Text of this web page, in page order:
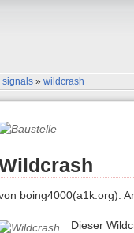
signals »wildcrash
boing4000(a1k.org):
Dieser